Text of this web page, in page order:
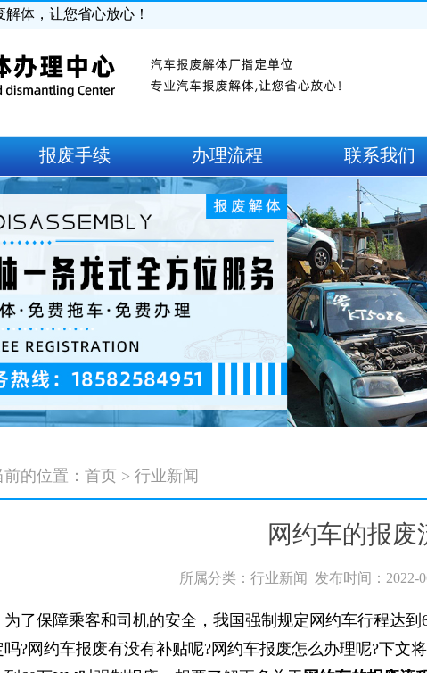
体，让您省心放心！
报废手续 办理流程 联系我们
的位置： 首页 > 行业新闻
网约车的报废
所属分类：行业新闻 发布时间：2022-
保障乘客和司机的安全，我国强制规定网约车行程达到
吗?网约车报废有没有补贴呢?网约车报废怎么办理呢?下文